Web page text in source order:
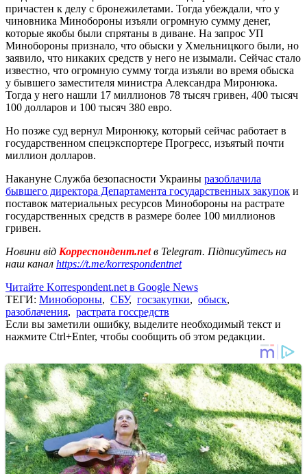
причастен к делу с бронежилетами. Тогда убеждали, что у
чиновника Минобороны изъяли огромную сумму денег,
которые якобы были спрятаны в диване. На запрос УП
Минобороны признало, что обыски у Хмельницкого были, но
заявило, что никаких средств у него не изымали. Сейчас стало
известно, что огромную сумму тогда изъяли во время обыска
у бывшего заместителя министра Александра Миронюка.
Тогда у него нашли 17 миллионов 78 тысяч гривен, 400 тысяч
100 долларов и 100 тысяч 380 евро.
Но позже суд вернул Миронюку, который сейчас работает в
государственном спецэкспортере Прогресс, изъятый почти
миллион долларов.
Накануне Служба безопасности Украины разоблачила
бывшего директора Департамента государственных закупок и
поставок материальных ресурсов Минобороны на растрате
государственных средств в размере более 100 миллионов
гривен.
Новини від Корреспондент.netв Telegram. Підписуйтесь на
наш канал https://t.me/korrespondentnet
Читайте Korrespondent.net в Google News
ТЕГИ: Минобороны, СБУ, госзакупки, обыск,
разоблачения, растрата госсредств
Если вы заметили ошибку, выделите необходимый текст и
нажмите Ctrl+Enter, чтобы сообщить об этом редакции.